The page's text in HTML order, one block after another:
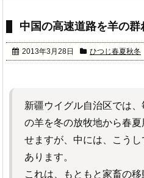
中国の高速道路を羊の群
2013年3月28日 ひつじ春夏秋冬
新疆ウイグル自治区では
の羊を冬の放牧地から春
せますが、中には、こう
あります。
これは、もともと家畜の